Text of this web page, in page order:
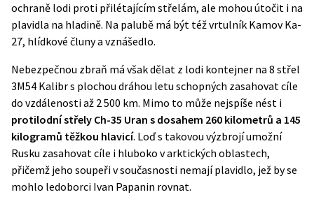
ochraně lodi proti přilétajícím střelám, ale mohou útočit i na
plavidla na hladině. Na palubě má být též vrtulník Kamov Ka-
27, hlídkové čluny a vznášedlo.
Nebezpečnou zbraň má však dělat z lodi kontejner na 8 střel
3M54 Kalibr s plochou dráhou letu schopných zasahovat cíle
do vzdálenosti až 2 500 km. Mimo to může nejspíše nést i
protilodní střely Ch-35 Uran s dosahem 260 kilometrů a 145
kilogramů těžkou hlavicí. Loď s takovou výzbrojí umožní
Rusku zasahovat cíle i hluboko v arktických oblastech,
přičemž jeho soupeři v současnosti nemají plavidlo, jež by se
mohlo ledoborci Ivan Papanin rovnat.